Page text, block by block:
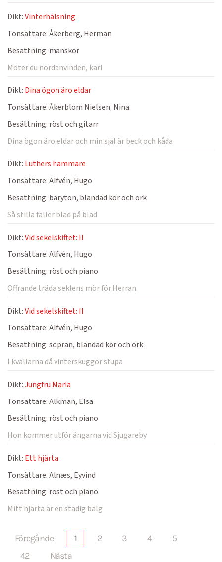
Dikt:Vinterhälsning
Tonsättare:Åkerberg, Herman
Besättning: manskör
Möter du nordanvinden, karl
Dikt: Dina ögon äro eldar
Tonsättare:Åkerblom Nielsen, Nina
Besättning: röst och gitarr
Dina ögon äro eldar och min själ är beck och kåda
Dikt: Luthers hammare
Tonsättare:Alfvén, Hugo
Besättning: baryton, blandad kör och ork
Så stilla faller blad på blad
Dikt:Vid sekelskiftet: II
Tonsättare:Alfvén, Hugo
Besättning: röst och piano
Offrande träda seklens mör för Herran
Dikt:Vid sekelskiftet: II
Tonsättare:Alfvén, Hugo
Besättning:sopran, blandad kör och ork
I kvällarna då vinterskuggor stupa
Dikt:Jungfru Maria
Tonsättare:Alkman, Elsa
Besättning: röst och piano
Hon kommer utför ängarna vid Sjugareby
Dikt: Ett hjärta
Tonsättare:Alnæs, Eyvind
Besättning: röst och piano
Mitt hjärta är en stadig bälg
Föregånde 1 2 3 4
5
42
Nästa